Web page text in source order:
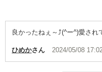
良かったねぇ～⤴️(^ー^)愛され
ひめかさん 2024/05/08